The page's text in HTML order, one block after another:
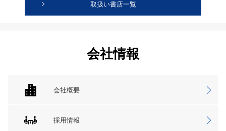
取扱い書店一覧
会社情報
会社概要
採用情報